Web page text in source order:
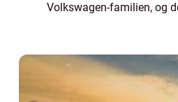
Volkswagen-familien, og
smi...